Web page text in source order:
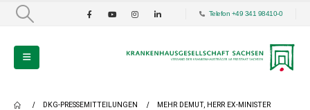
Telefon +49 341 98410-0
DKG-PRESSEMITTEILUNGEN MEHR DEMUT, HERR EX-MINISTER